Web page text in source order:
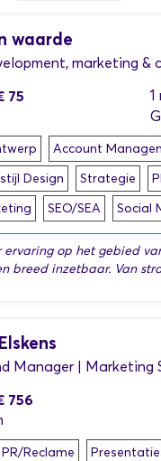
waarde
marketing &
75
1
Account
Design
Strategie
SEO/SEA Social
ervaring op het gebied
breed inzetbaar. Van
Manager | Marketing
756
PR/Reclame